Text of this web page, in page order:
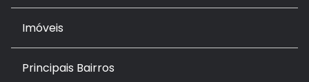
Imóveis
Principais Bairros